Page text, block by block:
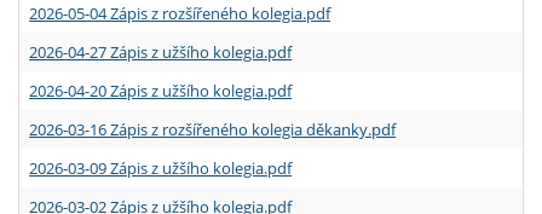
2026-05-04 Zápis z rozšířeného kolegia.pdf
2026-04-27 Zápis z užšího kolegia.pdf
2026-04-20 Zápis z užšího kolegia.pdf
2026-03-16 Zápis z rozšířeného kolegia děkanky.pdf
2026-03-09 Zápis z užšího kolegia.pdf
2026-03-02 Zápis z užšího kolegia.pdf